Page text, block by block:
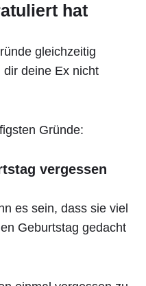
hat
gleichzeitig
deine Ex nicht
Gründe:
vergessen
es sein, dass sie viel
Geburtstag gedacht